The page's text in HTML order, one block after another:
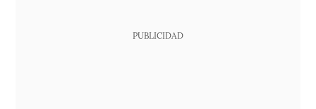
PUBLICIDAD